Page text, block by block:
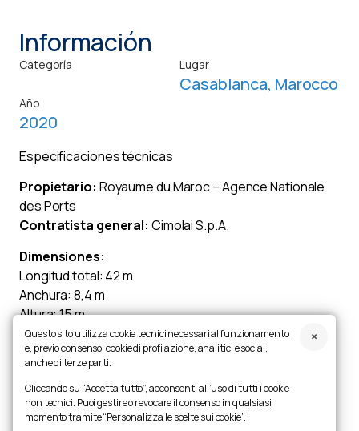
Información
Categoría Lugar
Casablanca, Marocco
Año
2020
Especificaciones técnicas
Propietario: Royaume du Maroc – Agence Nationale
des Ports
Contratista general: Cimolai S.p.A.
Dimensiones:
Longitud total: 42 m
Anchura: 8,4 m
Altura: 15 m
Descripción:
Diseño ejecutivo, fabricación, perforación y puesta en
servicio del cajón portuario para el nuevo dique seco
del puerto de Casablanca. La compuerta flotante es
una estructura semisumergible capaz de modificar su
Questo sito utilizza cookie tecnici necessari al funzionamento
e, previo consenso, cookie di profilazione, analitici e social,
anche di terze parti.
Cliccando su “Accetta tutto”, acconsenti all’uso di tutti i cookie
non tecnici. Puoi gestire o revocare il consenso in qualsiasi
momento tramite “Personalizza le scelte sui cookie”.